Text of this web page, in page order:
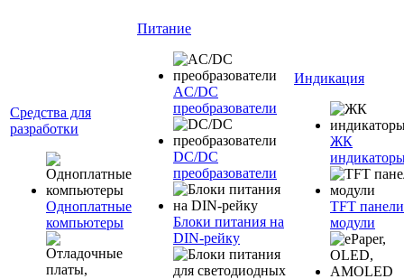
Средства для
разработки
Одноплатные
компьютеры
Питание
AC/DC
преобразователи
DC/DC
преобразователи
Блоки питания на
DIN-рейку
Индикация
ЖК
TFT
модули